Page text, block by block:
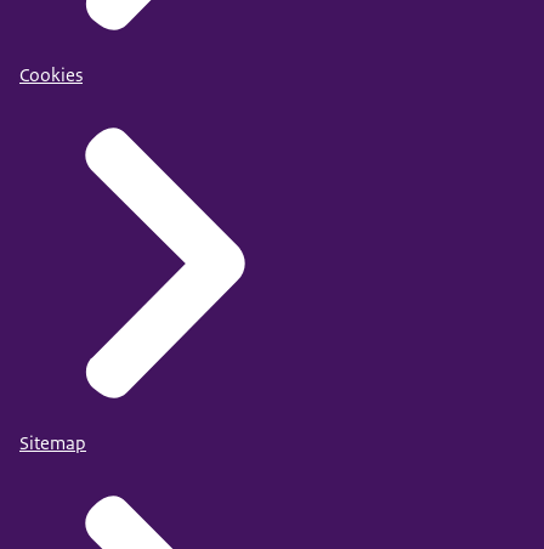
Cookies
Sitemap